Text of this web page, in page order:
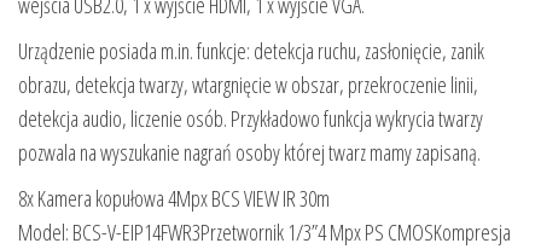
Urządzenie posiada m.in. funkcje: detekcja ruchu, zasłonięcie, zanik
obrazu, detekcja twarzy, wtargnięcie w obszar, przekroczenie linii,
detekcja audio, liczenie osób. Przykładowo funkcja wykrycia twarzy
pozwala na wyszukanie nagrań osoby której twarz mamy zapisaną.
8x Kamera kopułowa 4Mpx BCS VIEW IR 30m
Model: BCS-V-EIP14FWR3Przetwornik 1/3”4 Mpx PS CMOSKompresja